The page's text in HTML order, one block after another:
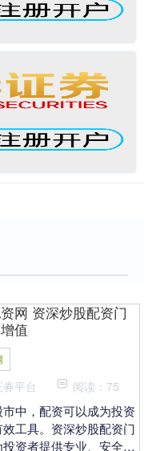
网 资深炒股配资门
值
平台 阅读：75
中，配资可以成为投资
工具。资深炒股配资门
资者提供专业、安全的